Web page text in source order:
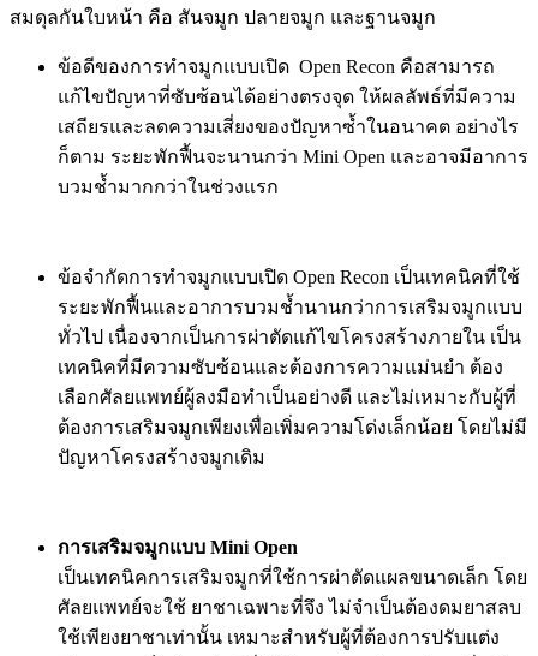
สมดุลกันใบหน้า คือ สันจมูก ปลายจมูก และฐานจมูก
ข้อดีของการทำจมูกแบบเปิด Open Recon คือสามารถ
แก้ไขปัญหาที่ซับซ้อนได้อย่างตรงจุด ให้ผลลัพธ์ที่มีความ
เสถียรและลดความเสี่ยงของปัญหาซ้ำในอนาคต อย่างไร
ก็ตาม ระยะพักฟื้นจะนานกว่า Mini Open และอาจมีอาการ
บวมช้ำมากกว่าในช่วงแรก
ข้อจำกัดการทำจมูกแบบเปิด Open Recon เป็นเทคนิคที่ใช้
ระยะพักฟื้นและอาการบวมช้ำนานกว่าการเสริมจมูกแบบ
ทั่วไป เนื่องจากเป็นการผ่าตัดแก้ไขโครงสร้างภายใน เป็น
เทคนิคที่มีความซับซ้อนและต้องการความแม่นยำ ต้อง
เลือกศัลยแพทย์ผู้ลงมือทำเป็นอย่างดี และไม่เหมาะกับผู้ที่
ต้องการเสริมจมูกเพียงเพื่อเพิ่มความโด่งเล็กน้อย โดยไม่มี
ปัญหาโครงสร้างจมูกเดิม
การเสริมจมูกแบบ Mini Open
เป็นเทคนิคการเสริมจมูกที่ใช้การผ่าตัดแผลขนาดเล็ก โดย
ศัลยแพทย์จะใช้ ยาชาเฉพาะที่จึง ไม่จำเป็นต้องดมยาสลบ
ใช้เพียงยาชาเท่านั้น เหมาะสำหรับผู้ที่ต้องการปรับแต่ง